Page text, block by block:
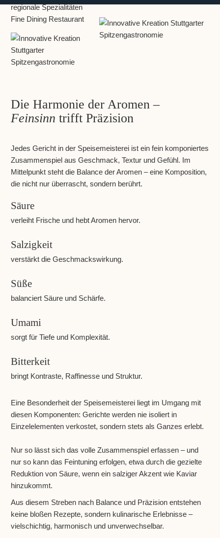
Die Harmonie der Aromen –
Feinsinntrifft Präzision
Jedes Gericht in der Speisemeisterei ist ein fein komponiertes
Zusammenspiel aus Geschmack, Textur und Gefühl. Im
Mittelpunkt steht die Balance der Aromen – eine Komposition,
die nicht nur überrascht, sondern berührt.
Säure
verleiht Frische und hebt Aromen hervor.
Salzigkeit
verstärkt die Geschmackswirkung.
Süße
balanciert Säure und Schärfe.
Umami
sorgt für Tiefe und Komplexität.
Bitterkeit
bringt Kontraste, Raffinesse und Struktur.
Eine Besonderheit der Speisemeisterei liegt im Umgang mit
diesen Komponenten: Gerichte werden nie isoliert in
Einzelelementen verkostet, sondern stets als Ganzes erlebt.
Nur so lässt sich das volle Zusammenspiel erfassen – und
nur so kann das Feintuning erfolgen, etwa durch die gezielte
Reduktion von Säure, wenn ein salziger Akzent wie Kaviar
hinzukommt.
Aus diesem Streben nach Balance und Präzision entstehen
keine bloßen Rezepte, sondern kulinarische Erlebnisse –
vielschichtig, harmonisch und unverwechselbar.